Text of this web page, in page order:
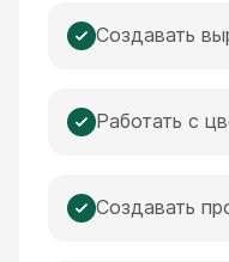
Создавать
Работать с
Создавать